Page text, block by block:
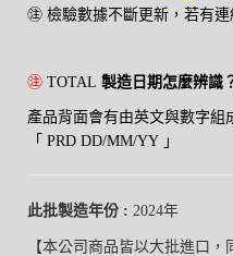
㊟ 檢驗數據不斷更新，若有
㊟ TOTAL 製造日期怎麼辨識
產品背面會有由英文與數字組
「 PRD DD/MM/YY 」
此批製造年份 : 2024年
【本公司商品皆以大批進口